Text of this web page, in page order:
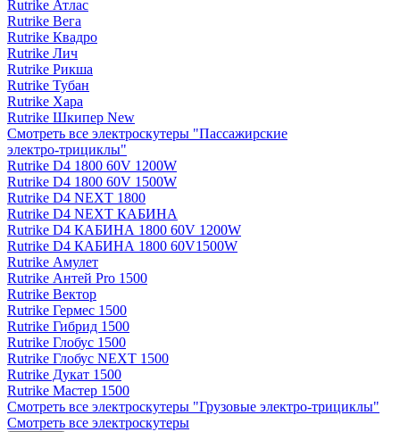
Rutrike Атлас
Rutrike Вега
Rutrike Квадро
Rutrike Лич
Rutrike Рикша
Rutrike Тубан
Rutrike Хара
Rutrike Шкипер New
Смотреть все электро­скутеры "Пассажирские
электро‑трициклы"
Rutrike D4 1800 60V 1200W
Rutrike D4 1800 60V 1500W
Rutrike D4 NEXT 1800
Rutrike D4 NEXT КАБИНА
Rutrike D4 КАБИНА 1800 60V 1200W
Rutrike D4 КАБИНА 1800 60V1500W
Rutrike Амулет
Rutrike Антей Pro 1500
Rutrike Вектор
Rutrike Гермес 1500
Rutrike Гибрид 1500
Rutrike Глобус 1500
Rutrike Глобус NEXT 1500
Rutrike Дукат 1500
Rutrike Мастер 1500
Смотреть все электро­скутеры "Грузовые электро‑трициклы"
Смотреть все электро­скутеры